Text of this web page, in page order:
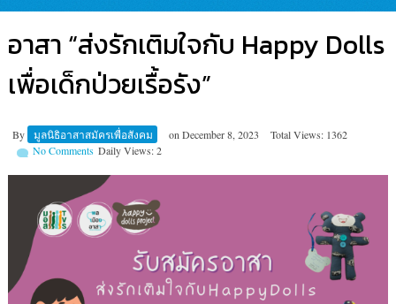
อาสา “ส่งรักเติมใจกับ Happy Dolls
เพื่อเด็กป่วยเรื้อรัง”
By มูลนิธิอาสาสมัครเพื่อสังคม on December 8, 2023
Total Views: 1362
Daily Views: 2
No Comments